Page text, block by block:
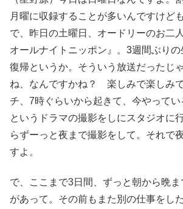
月曜に収録することが多いんですけど
で、昨日の土曜日、オードリーのお二
オールナイトニッポン』。3週間ぶりの
復帰というか。そういう放送だったじ
ね、なんですかね？ 楽しみで楽しみ
チ、7時ぐらいから起きて、今やってい
というドラマの撮影をしにスタジオに
らずーっと夜まで撮影をして。それで
すよ。
で、ここまで3日間、ずっと朝から晩
があって。その前もまた別の仕事をし